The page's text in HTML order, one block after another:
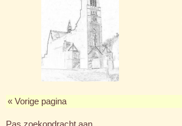
« Vorige pagina
Pas zoekopdracht aan